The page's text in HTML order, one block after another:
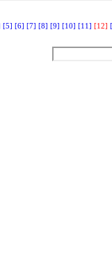
[5] [6] [7] [8] [9] [10] [11] [12]